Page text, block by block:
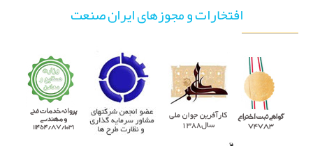
افتخارات و مجوزهای ایران صنعت